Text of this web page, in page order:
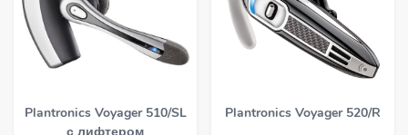
Plantronics Voyager 510/SL
с лифтером
Plantronics Voyager 520/R